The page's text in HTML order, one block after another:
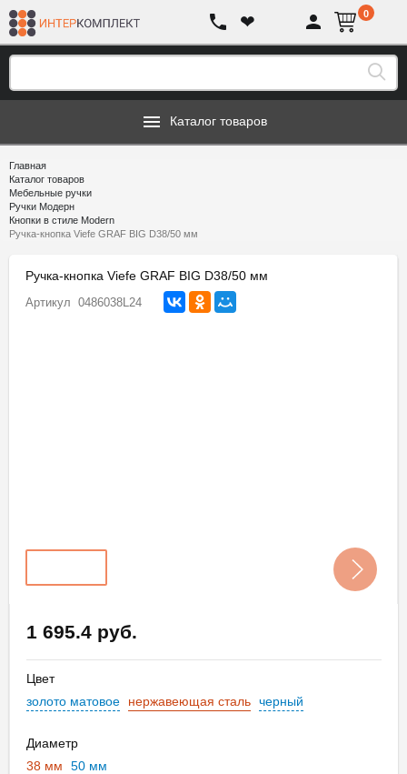
❤ 0
Каталог товаров
Главная
Каталог товаров
Мебельные ручки
Ручки Модерн
Кнопки в стиле Modern
Ручка-кнопка Viefe GRAF BIG D38/50 мм
Ручка-кнопка Viefe GRAF BIG D38/50 мм
Артикул 0486038L24
1 695.4 руб.
Цвет
золото матовое
нержавеющая сталь черный
Диаметр
38 мм
50 мм